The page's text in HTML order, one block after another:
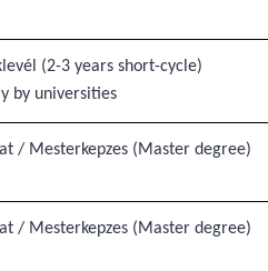
(2-3 years short-cycle)
by universities
/ Mesterkepzes (Master degree)
/ Mesterkepzes (Master degree)